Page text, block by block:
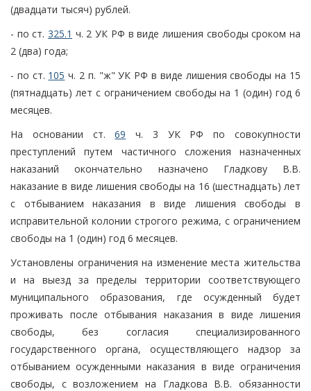
(двадцати тысяч) рублей.
- по ст.325.1 ч. 2 УК РФ в виде лишения свободы сроком на
2 (два) года;
- по ст. 105 ч. 2 п. "ж" УК РФ в виде лишения свободы на 15
(пятнадцать) лет с ограничением свободы на 1 (один) год 6
месяцев.
На основании ст.69 ч. 3 УК РФ по совокупности
преступлений путем частичного сложения назначенных
наказаний окончательно назначено Гладкову В.В.
наказание в виде лишения свободы на 16 (шестнадцать) лет
с отбыванием наказания в виде лишения свободы в
исправительной колонии строгого режима, с ограничением
свободы на 1 (один) год 6 месяцев.
Установлены ограничения на изменение места жительства
и на выезд за пределы территории соответствующего
муниципального образования, где осужденный будет
проживать после отбывания наказания в виде лишения
свободы, без согласия специализированного
государственного органа, осуществляющего надзор за
отбыванием осужденными наказания в виде ограничения
свободы, с возложением на Гладкова В.В. обязанности